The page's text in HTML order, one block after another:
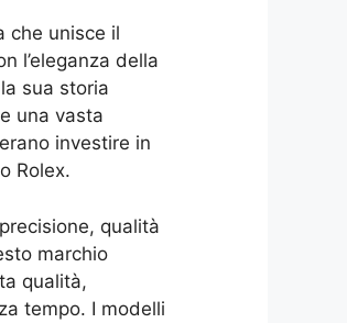
che unisce il
l’eleganza della
sua storia
una vasta
investire in
Rolex.
qualità
marchio
qualità,
tempo. I modelli